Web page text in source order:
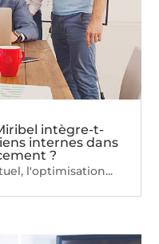
intègre-t-
internes dans
?
l'optimisation...